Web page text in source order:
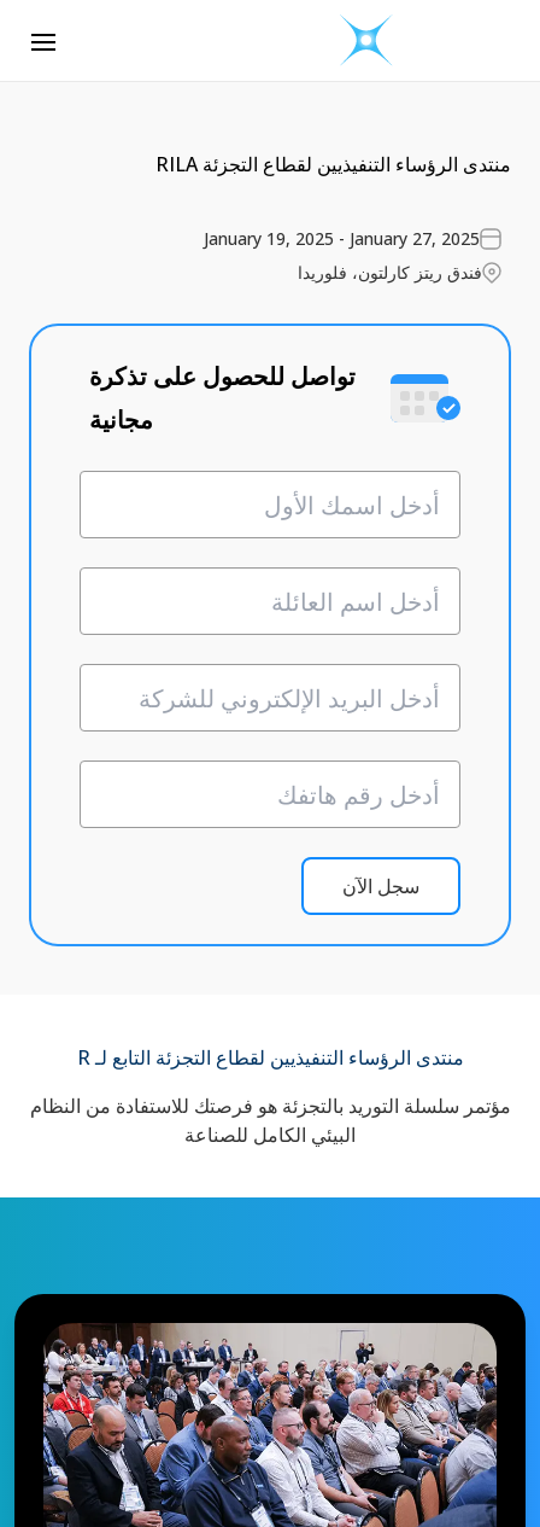
منتدى الرؤساء التنفيذيين لقطاع التجزئة RILA
January 19, 2025 - January 27, 2025
فندق ريتز كارلتون، فلوريدا
تواصل للحصول على تذكرة
مجانية
سجل الآن
منتدى الرؤساء التنفيذيين لقطاع التجزئة التابع لـ R
مؤتمر سلسلة التوريد بالتجزئة هو فرصتك للاستفادة من النظام
البيئي الكامل للصناعة